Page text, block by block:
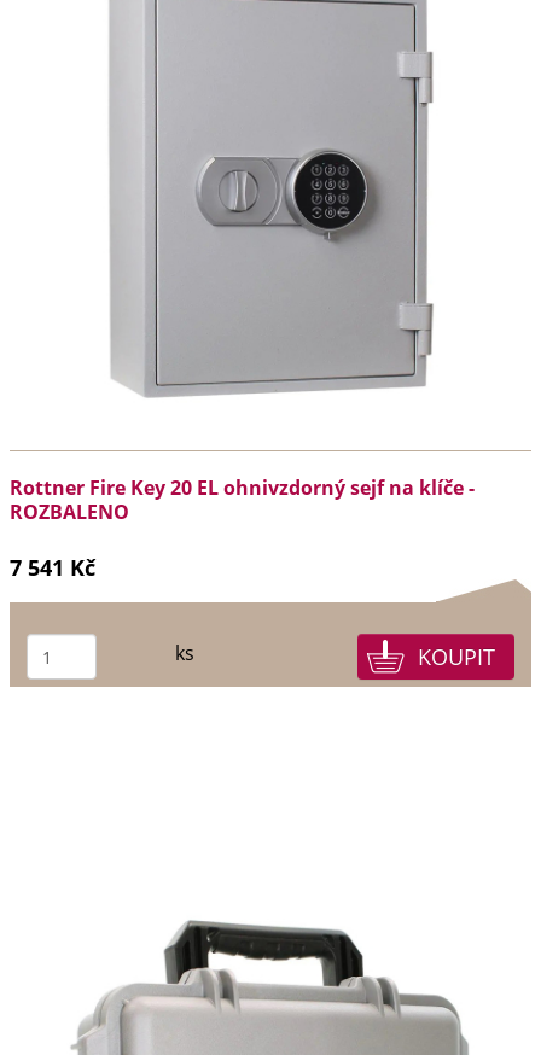
Rottner Fire Key 20 EL ohnivzdorný sejf na klíče -
ROZBALENO
7 541 Kč
ks